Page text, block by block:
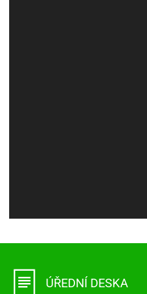
ÚŘEDNÍ DESKA